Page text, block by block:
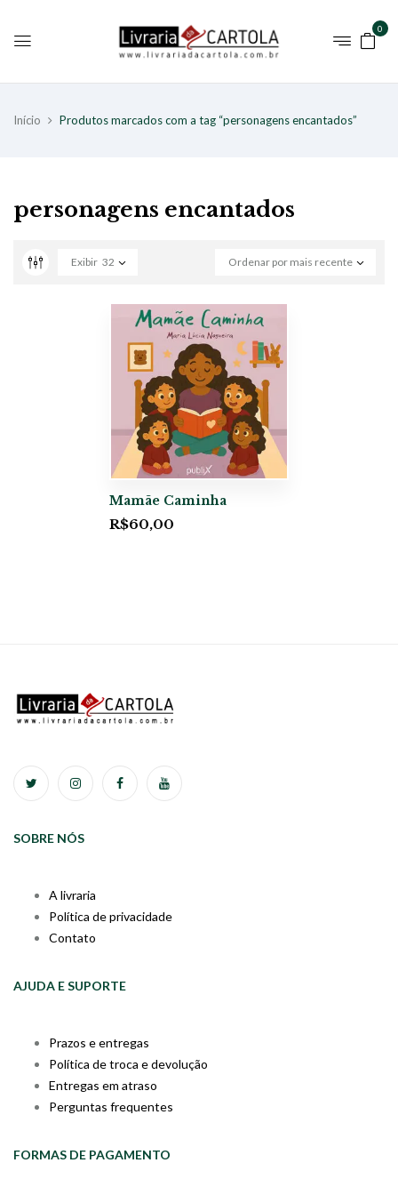
0
Início Produtos marcados com a tag “personagens encantados”
personagens encantados
Ordenar por mais recente
Exibir 32
Mamãe Caminha
R$60,00
SOBRE NÓS
A livraria
Política de privacidade
Contato
AJUDA E SUPORTE
Prazos e entregas
Política de troca e devolução
Entregas em atraso
Perguntas frequentes
FORMAS DE PAGAMENTO